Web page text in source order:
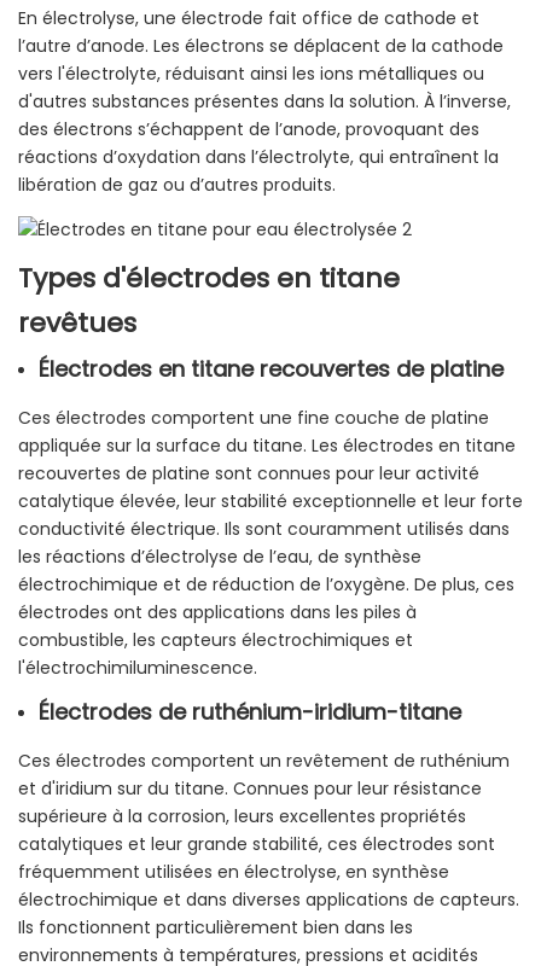
En électrolyse, une électrode fait office de cathode et
l’autre d’anode. Les électrons se déplacent de la cathode
vers l'électrolyte, réduisant ainsi les ions métalliques ou
d'autres substances présentes dans la solution. À l’inverse,
des électrons s’échappent de l’anode, provoquant des
réactions d’oxydation dans l’électrolyte, qui entraînent la
libération de gaz ou d’autres produits.
Types d'électrodes en titane
revêtues
Électrodes en titane recouvertes de platine
Ces électrodes comportent une fine couche de platine
appliquée sur la surface du titane. Les électrodes en titane
recouvertes de platine sont connues pour leur activité
catalytique élevée, leur stabilité exceptionnelle et leur forte
conductivité électrique. Ils sont couramment utilisés dans
les réactions d’électrolyse de l’eau, de synthèse
électrochimique et de réduction de l’oxygène. De plus, ces
électrodes ont des applications dans les piles à
combustible, les capteurs électrochimiques et
l'électrochimiluminescence.
Électrodes de ruthénium-iridium-titane
Ces électrodes comportent un revêtement de ruthénium
et d'iridium sur du titane. Connues pour leur résistance
supérieure à la corrosion, leurs excellentes propriétés
catalytiques et leur grande stabilité, ces électrodes sont
fréquemment utilisées en électrolyse, en synthèse
électrochimique et dans diverses applications de capteurs.
Ils fonctionnent particulièrement bien dans les
environnements à températures, pressions et acidités